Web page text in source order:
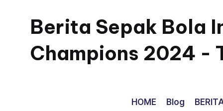
content
Berita Sepak Bola
Champions 2024 -
HOME Blog